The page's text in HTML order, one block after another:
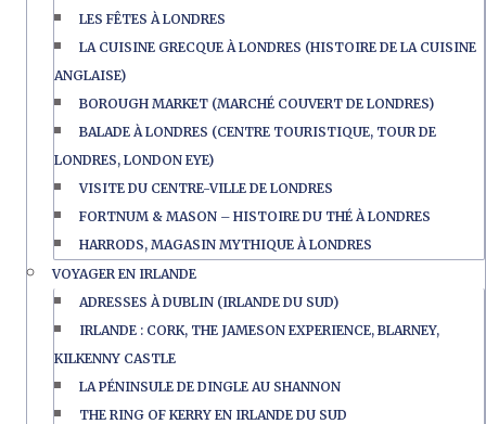
LES FÊTES À LONDRES
LA CUISINE GRECQUE À LONDRES (HISTOIRE DE LA CUISINE
ANGLAISE)
BOROUGH MARKET (MARCHÉ COUVERT DE LONDRES)
BALADE À LONDRES (CENTRE TOURISTIQUE, TOUR DE
LONDRES, LONDON EYE)
VISITE DU CENTRE-VILLE DE LONDRES
FORTNUM & MASON – HISTOIRE DU THÉ À LONDRES
HARRODS, MAGASIN MYTHIQUE À LONDRES
VOYAGER EN IRLANDE
ADRESSES À DUBLIN (IRLANDE DU SUD)
IRLANDE : CORK, THE JAMESON EXPERIENCE, BLARNEY,
KILKENNY CASTLE
LA PÉNINSULE DE DINGLE AU SHANNON
THE RING OF KERRY EN IRLANDE DU SUD